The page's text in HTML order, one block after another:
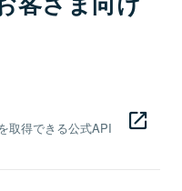
取得できる公式API